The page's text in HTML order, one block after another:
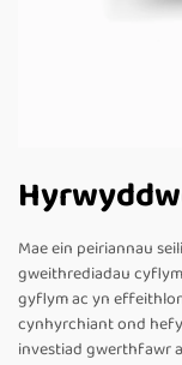
Mae ein peiriannau
gweithrediadau
gyflym ac yn
cynhyrchiant ond
investiad gwerthfawr